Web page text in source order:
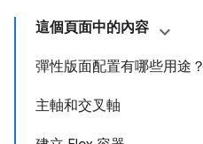
這個頁面中的內容
彈性版面配置有哪些用途？
主軸和交叉軸